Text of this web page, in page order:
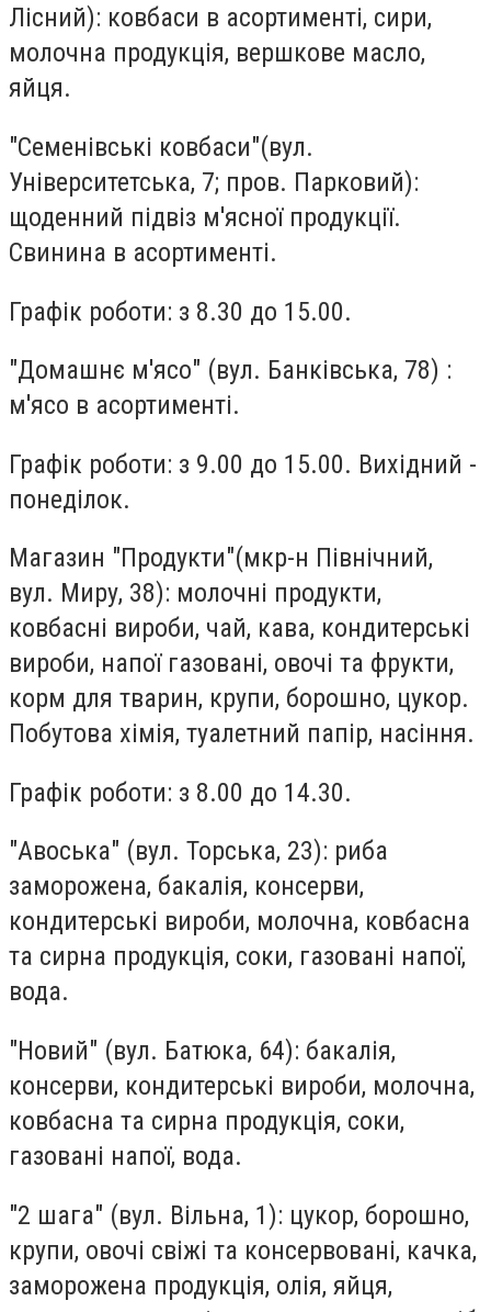
Лісний): ковбаси в асортименті, сири,
молочна продукція, вершкове масло,
яйця.
"Семенівські ковбаси"(вул.
Університетська, 7; пров. Парковий):
щоденний підвіз м'ясної продукції.
Свинина в асортименті.
Графік роботи: з 8.30 до 15.00.
"Домашнє м'ясо" (вул. Банківська, 78) :
м'ясо в асортименті.
Графік роботи: з 9.00 до 15.00. Вихідний -
понеділок.
Магазин "Продукти"(мкр-н Північний,
вул. Миру, 38): молочні продукти,
ковбасні вироби, чай, кава, кондитерські
вироби, напої газовані, овочі та фрукти,
корм для тварин, крупи, борошно, цукор.
Побутова хімія, туалетний папір, насіння.
Графік роботи: з 8.00 до 14.30.
"Авоська" (вул. Торська, 23): риба
заморожена, бакалія, консерви,
кондитерські вироби, молочна, ковбасна
та сирна продукція, соки, газовані напої,
вода.
"Новий" (вул. Батюка, 64): бакалія,
консерви, кондитерські вироби, молочна,
ковбасна та сирна продукція, соки,
газовані напої, вода.
"2 шага" (вул. Вільна, 1): цукор, борошно,
крупи, овочі свіжі та консервовані, качка,
заморожена продукція, олія, яйця,